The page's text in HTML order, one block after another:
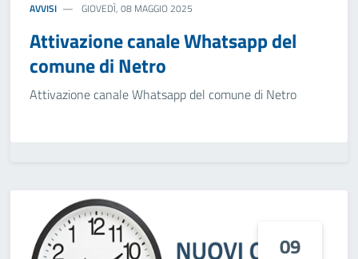
AVVISI GIOVEDÌ, 08 MAGGIO 2025
Attivazione canale Whatsapp del
comune di Netro
Attivazione canale Whatsapp del comune di Netro
09